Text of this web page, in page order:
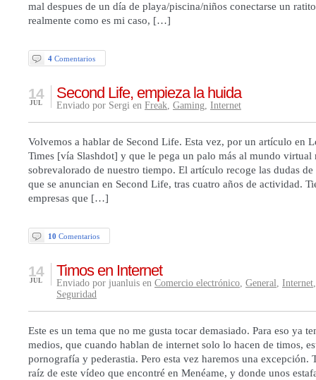
mal despues de un día de playa/piscina/niños conectarse un
realmente como es mi caso, […]
4 Comentarios
Second Life, empieza la huida
14
JUL Enviado por Sergi en Freak, Gaming, Internet
Volvemos a hablar de Second Life. Esta vez, por un artículo en
Times [vía Slashdot] y que le pega un palo más al mundo virtual
sobrevalorado de nuestro tiempo. El artículo recoge las dudas de
que se anuncian en Second Life, tras cuatro años de actividad.
empresas que […]
10 Comentarios
Timos en Internet
14
JUL Enviado por juanluis en Comercio electrónico, General, Internet
Seguridad
Este es un tema que no me gusta tocar demasiado. Para eso ya
medios, que cuando hablan de internet solo lo hacen de timos,
pornografía y pederastia. Pero esta vez haremos una excepción.
raíz de este vídeo que encontré en Menéame, y donde unos